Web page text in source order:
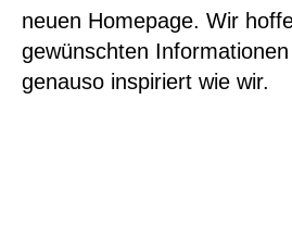
neuen Homepage. Wir
gewünschten
genauso inspiriert wie wir.